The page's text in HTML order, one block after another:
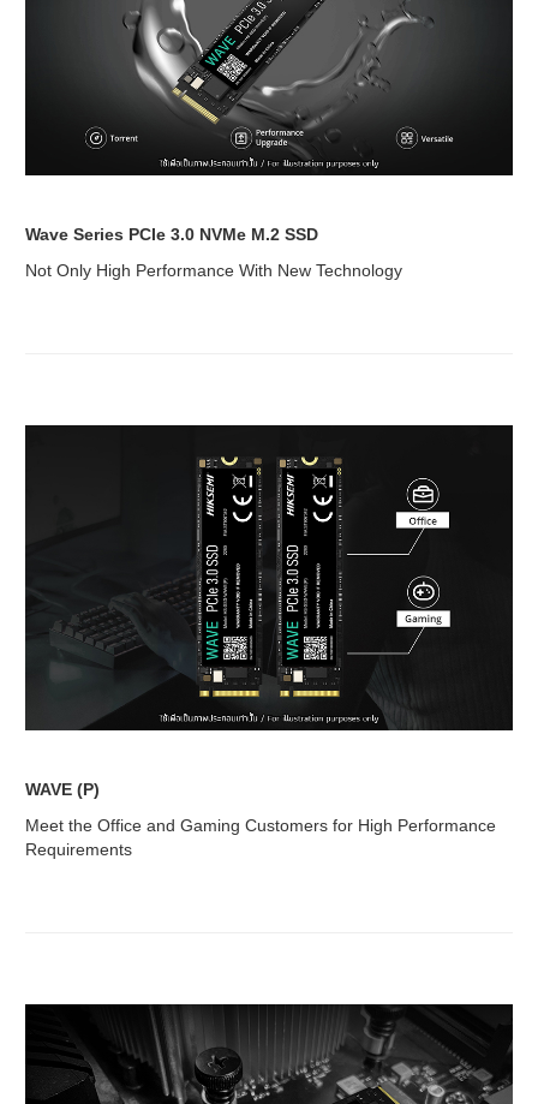
Wave Series PCIe 3.0 NVMe M.2 SSD
Not Only High Performance With New Technology
WAVE (P)
Meet the Office and Gaming Customers for High Performance
Requirements